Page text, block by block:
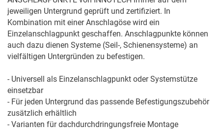
jeweiligen Untergrund geprüft und zertifiziert. In
Kombination mit einer Anschlagöse wird ein
Einzelanschlagpunkt geschaffen. Anschlagpunkte können
auch dazu dienen Systeme (Seil-, Schienensysteme) an
vielfältigen Untergründen zu befestigen.
- Universell als Einzelanschlagpunkt oder Systemstütze
einsetzbar
- Für jeden Untergrund das passende Befestigungszubehör
zusätzlich erhältlich
- Varianten für dachdurchdringungsfreie Montage